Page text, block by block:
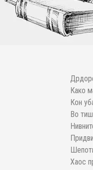
Како
Кон
Во
Хаос